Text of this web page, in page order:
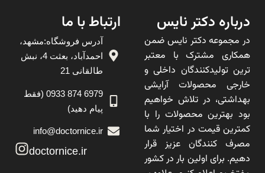
درباره دکتر نایس
در مجموعه دکتر نایس ضمن
همکاری مشترک با معتبر
ترین تولیدکنندگان داخلی و
خارجی محصولات آرایشی
بهداشتی، در تلاش خواهیم
بود بهترین محصولات را با
کمترین قیمت در اختیار شما
مصرف کنندگان عزیز قرار
دهیم. برای اولین بار در کشور
ارتباط با ما
آدرس فروشگاه:مشهد،
احمدآباد، بعثت 4، نبش
طالقانی 21
6979 874 0933 (فقط
پیام دهید)
info@doctornice.ir
doctornice.ir